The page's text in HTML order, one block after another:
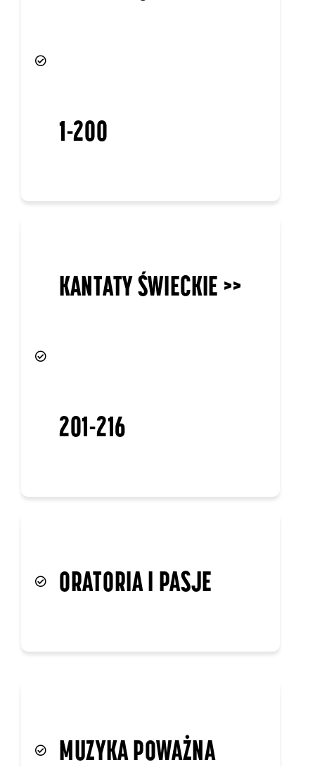
1-200
KANTATY ŚWIECKIE >>
201-216
ORATORIA I PASJE
MUZYKA POWAŻNA